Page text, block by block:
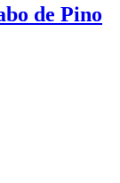
de Pino